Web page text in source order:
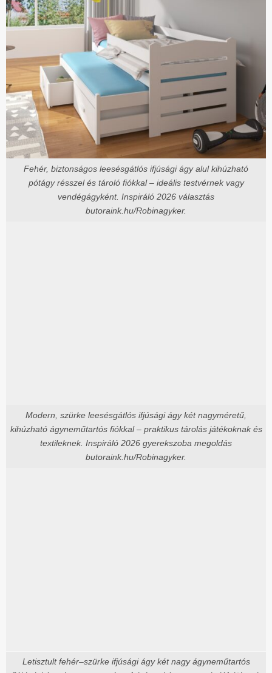
Fehér, biztonságos leesésgátlós ifjúsági ágy alul kihúzható
pótágy résszel és tároló fiókkal – ideális testvérnek vagy
vendégágyként. Inspiráló 2026 választás
butoraink.hu/Robinagyker.
Modern, szürke leesésgátlós ifjúsági ágy két nagyméretű,
kihúzható ágyneműtartós fiókkal – praktikus tárolás játékoknak és
textileknek. Inspiráló 2026 gyerekszoba megoldás
butoraink.hu/Robinagyker.
Letisztult fehér–szürke ifjúsági ágy két nagy ágyneműtartós